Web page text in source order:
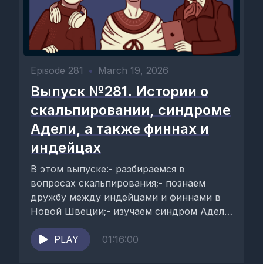
Episode 281 • March 19, 2026
Выпуск №281. Истории о
скальпировании, синдроме
Адели, а также финнах и
индейцах
В этом выпуске:- разбираемся в
вопросах скальпирования;- познаём
дружбу между индейцами и финнами в
Новой Швеции;- изучаем синдром Адели.
Ведущие подкаста: Данил
Антоненков, Юля...
PLAY 01:16:00